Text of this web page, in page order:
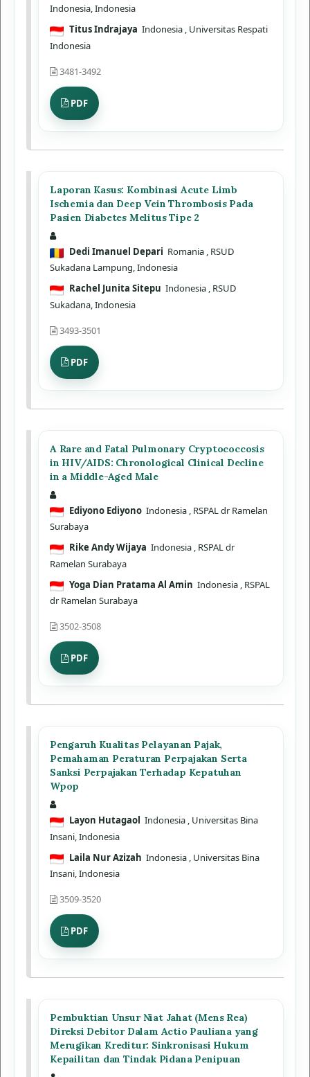
Indonesia, Indonesia
Titus Indrajaya Indonesia , Universitas Respati
Indonesia
3481-3492
PDF
Laporan Kasus: Kombinasi Acute Limb
Ischemia dan Deep Vein Thrombosis Pada
Pasien Diabetes Melitus Tipe 2
Dedi Imanuel Depari Romania , RSUD
Sukadana Lampung, Indonesia
Rachel Junita Sitepu Indonesia , RSUD
Sukadana, Indonesia
3493-3501
PDF
A Rare and Fatal Pulmonary Cryptococcosis
in HIV/AIDS: Chronological Clinical Decline
in a Middle-Aged Male
Ediyono Ediyono Indonesia , RSPAL dr Ramelan
Surabaya
Rike Andy Wijaya Indonesia , RSPAL dr
Ramelan Surabaya
Yoga Dian Pratama Al Amin Indonesia , RSPAL
dr Ramelan Surabaya
3502-3508
PDF
Pengaruh Kualitas Pelayanan Pajak,
Pemahaman Peraturan Perpajakan Serta
Sanksi Perpajakan Terhadap Kepatuhan
Wpop
Layon Hutagaol Indonesia , Universitas Bina
Insani, Indonesia
Laila Nur Azizah Indonesia , Universitas Bina
Insani, Indonesia
3509-3520
PDF
Pembuktian Unsur Niat Jahat (Mens Rea)
Direksi Debitor Dalam Actio Pauliana yang
Merugikan Kreditur: Sinkronisasi Hukum
Kepailitan dan Tindak Pidana Penipuan